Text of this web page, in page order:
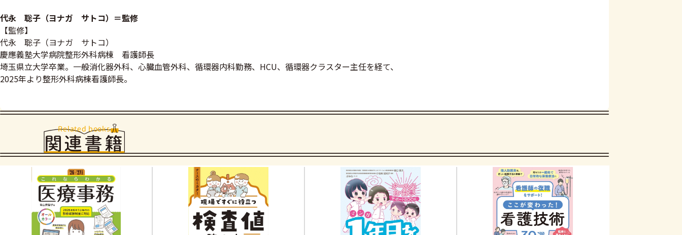
代永 聡子（ヨナガ サトコ）＝監修
【監修】
代永 聡子（ヨナガ サトコ）
慶應義塾大学病院整形外科病棟 看護師長
埼玉県立大学卒業。一般消化器外科、心臓血管外科、循環器内科勤務、HCU、循環器クラスター主任を経て、
2025年より整形外科病棟看護師長。
Related books
関連書籍